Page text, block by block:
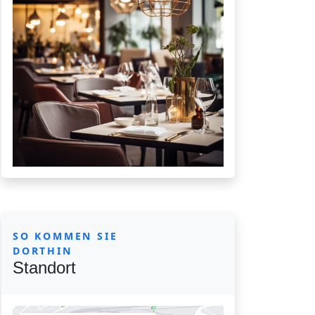
SO KOMMEN SIE
DORTHIN
Standort